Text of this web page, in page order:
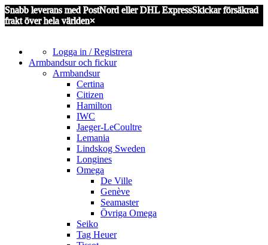
Snabb leverans med PostNord eller DHL ExpressSkickar försäkrad
frakt över hela världen×
Logga in / Registrera
Armbandsur och fickur
Armbandsur
Certina
Citizen
Hamilton
IWC
Jaeger-LeCoultre
Lemania
Lindskog Sweden
Longines
Omega
De Ville
Genève
Seamaster
Övriga Omega
Seiko
Tag Heuer